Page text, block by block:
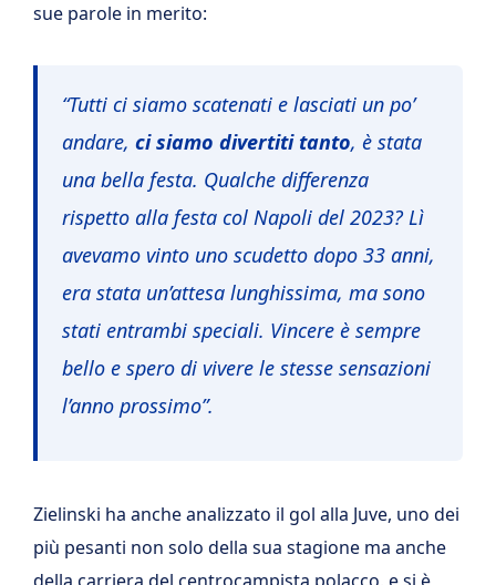
sue parole in merito:
“Tutti ci siamo scatenati e lasciati un po’
andare, ci siamo divertiti tanto, è stata
una bella festa. Qualche differenza
rispetto alla festa col Napoli del 2023? Lì
avevamo vinto uno scudetto dopo 33 anni,
era stata un’attesa lunghissima, ma sono
stati entrambi speciali. Vincere è sempre
bello e spero di vivere le stesse sensazioni
l’anno prossimo”.
Zielinski ha anche analizzato il gol alla Juve, uno dei
più pesanti non solo della sua stagione ma anche
della carriera del centrocampista polacco, e si è